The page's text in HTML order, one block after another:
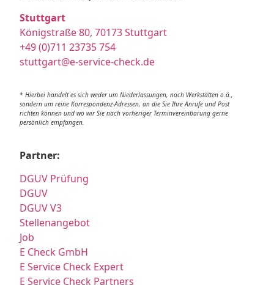
Stuttgart
Königstraße 80, 70173 Stuttgart
+49 (0)711 23735 754
stuttgart@e-service-check.de
* Hierbei handelt es sich weder um Niederlassungen, noch Werkstätten o.ä.,
sondern um reine Korrespondenz-Adressen, an die Sie Ihre Anrufe und Post
richten können und wo wir Sie nach vorheriger Terminvereinbarung gerne
persönlich empfangen.
Partner:
DGUV Prüfung
DGUV
DGUV V3
Stellenangebot
Job
E Check GmbH
E Service Check Expert
E Service Check Partners